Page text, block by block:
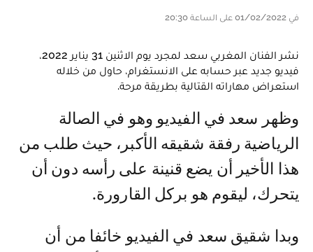
في 01/02/2022 على الساعة 20:30
نشر الفنان المغربي سعد لمجرد يوم الاثنين 31 يناير 2022،
فيديو جديد عبر حسابه على الانستغرام، حاول من خلاله
استعراض مهاراته القتالية بطريقة مرحة.
وظهر سعد في الفيديو وهو في الصالة
الرياضية رفقة شقيقه الأكبر، حيث طلب من
هذا الأخير أن يضع قنينة على رأسه دون أن
يتحرك، ليقوم هو بركل القارورة.
وبدا شقيق سعد في الفيديو خائفا من أن